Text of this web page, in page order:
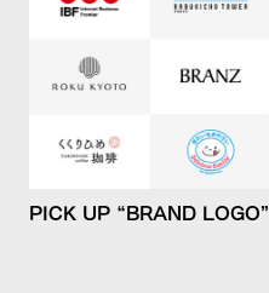
PICK UP “BRAND LOGO”